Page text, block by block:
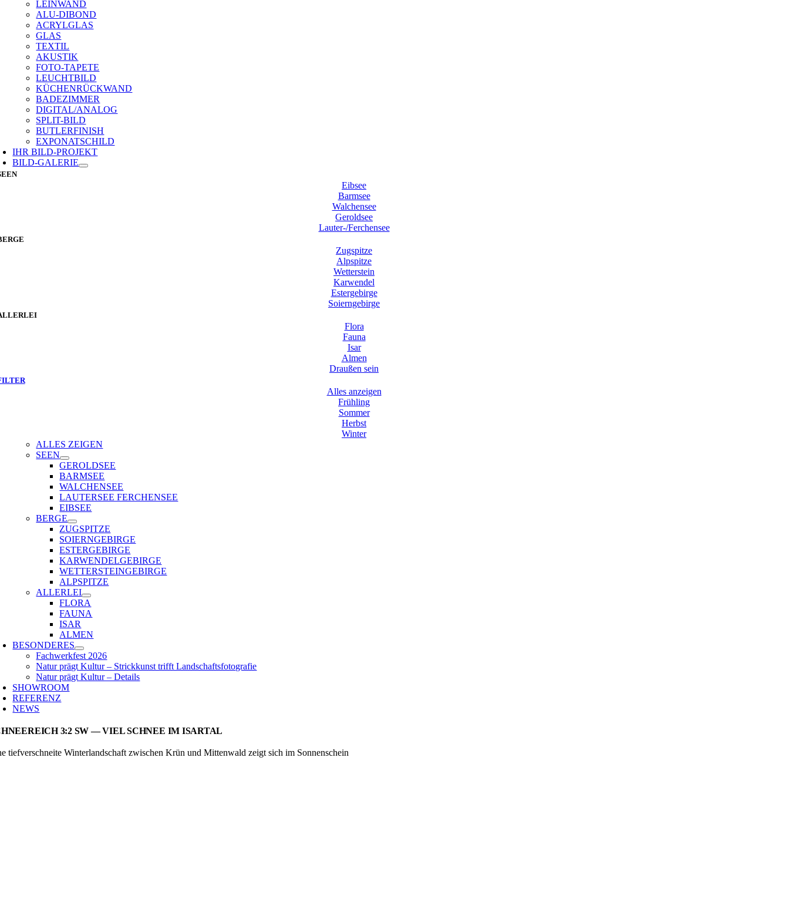
LEINWAND
ALU-DIBOND
ACRYLGLAS
GLAS
TEXTIL
AKUSTIK
FOTO-TAPETE
LEUCHTBILD
KÜCHENRÜCKWAND
BADEZIMMER
DIGITAL/ANALOG
SPLIT-BILD
BUTLERFINISH
EXPONATSCHILD
IHR BILD-PROJEKT
BILD-GALERIE
Eibsee
Barmsee
Walchensee
Geroldsee
Lauter-/Ferchensee
Zugspitze
Alpspitze
Wetterstein
Karwendel
Estergebirge
Soierngebirge
Flora
Fauna
Isar
Almen
Draußen sein
Alles anzeigen
Frühling
Sommer
Herbst
Winter
ALLES ZEIGEN
SEEN
GEROLDSEE
BARMSEE
WALCHENSEE
LAUTERSEE FERCHENSEE
EIBSEE
BERGE
ZUGSPITZE
SOIERNGEBIRGE
ESTERGEBIRGE
KARWENDELGEBIRGE
WETTERSTEINGEBIRGE
ALPSPITZE
ALLERLEI
FLORA
FAUNA
ISAR
ALMEN
BESONDERES
Fachwerkfest 2026
Natur prägt Kultur – Strickkunst trifft Landschaftsfotografie
Natur prägt Kultur – Details
SHOWROOM
REFERENZ
NEWS
3:2 SW — VIEL SCHNEE IM ISARTAL
tiefverschneite Winterlandschaft zwischen Krün und Mittenwald zeigt sich im Sonnenschein